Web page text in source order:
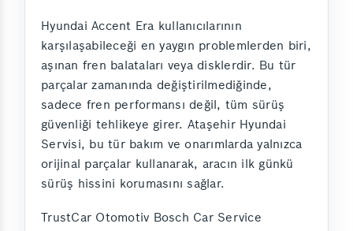
Hyundai Accent Era kullanıcılarının
karşılaşabileceği en yaygın problemlerden biri,
aşınan fren balataları veya disklerdir. Bu tür
parçalar zamanında değiştirilmediğinde,
sadece fren performansı değil, tüm sürüş
güvenliği tehlikeye girer. Ataşehir Hyundai
Servisi, bu tür bakım ve onarımlarda yalnızca
orijinal parçalar kullanarak, aracın ilk günkü
sürüş hissini korumasını sağlar.
TrustCar Otomotiv Bosch Car Service